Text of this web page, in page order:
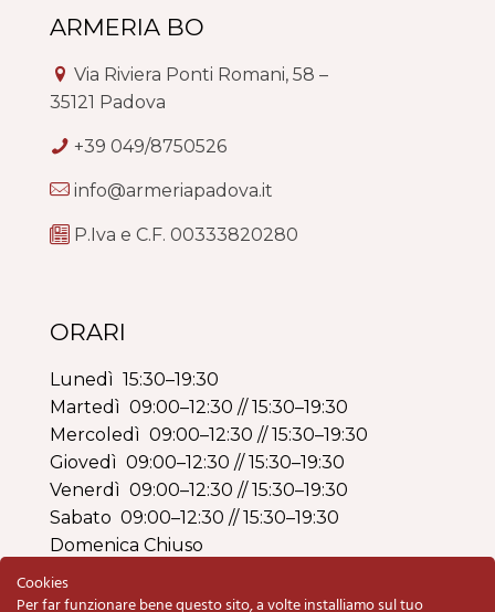
ARMERIA BO
Via Riviera Ponti Romani, 58 –
35121 Padova
+39 049/8750526
info@armeriapadova.it
P.Iva e C.F. 00333820280
ORARI
Lunedì 15:30–19:30
Martedì 09:00–12:30 // 15:30–19:30
Mercoledì 09:00–12:30 // 15:30–19:30
Giovedì 09:00–12:30 // 15:30–19:30
Venerdì 09:00–12:30 // 15:30–19:30
Sabato 09:00–12:30 // 15:30–19:30
Domenica Chiuso
Cookies
Per far funzionare bene questo sito, a volte installiamo sul tuo